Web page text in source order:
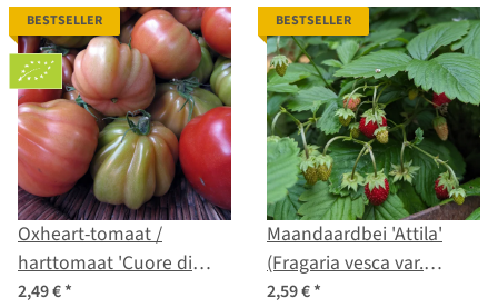
BESTSELLER
Oxheart-tomaat /
harttomaat 'Cuore di
bue' (Solanum
2,49 €*
BESTSELLER
Maandaardbei 'Attila'
(Fragaria vesca var.
semperflorens) zaden
2,59 €*